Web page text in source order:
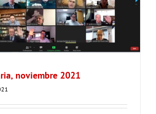
noviembre 2021